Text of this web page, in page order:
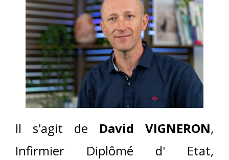
Il s'agit de David VIGNERON,
Infirmier Diplômé d' Etat,